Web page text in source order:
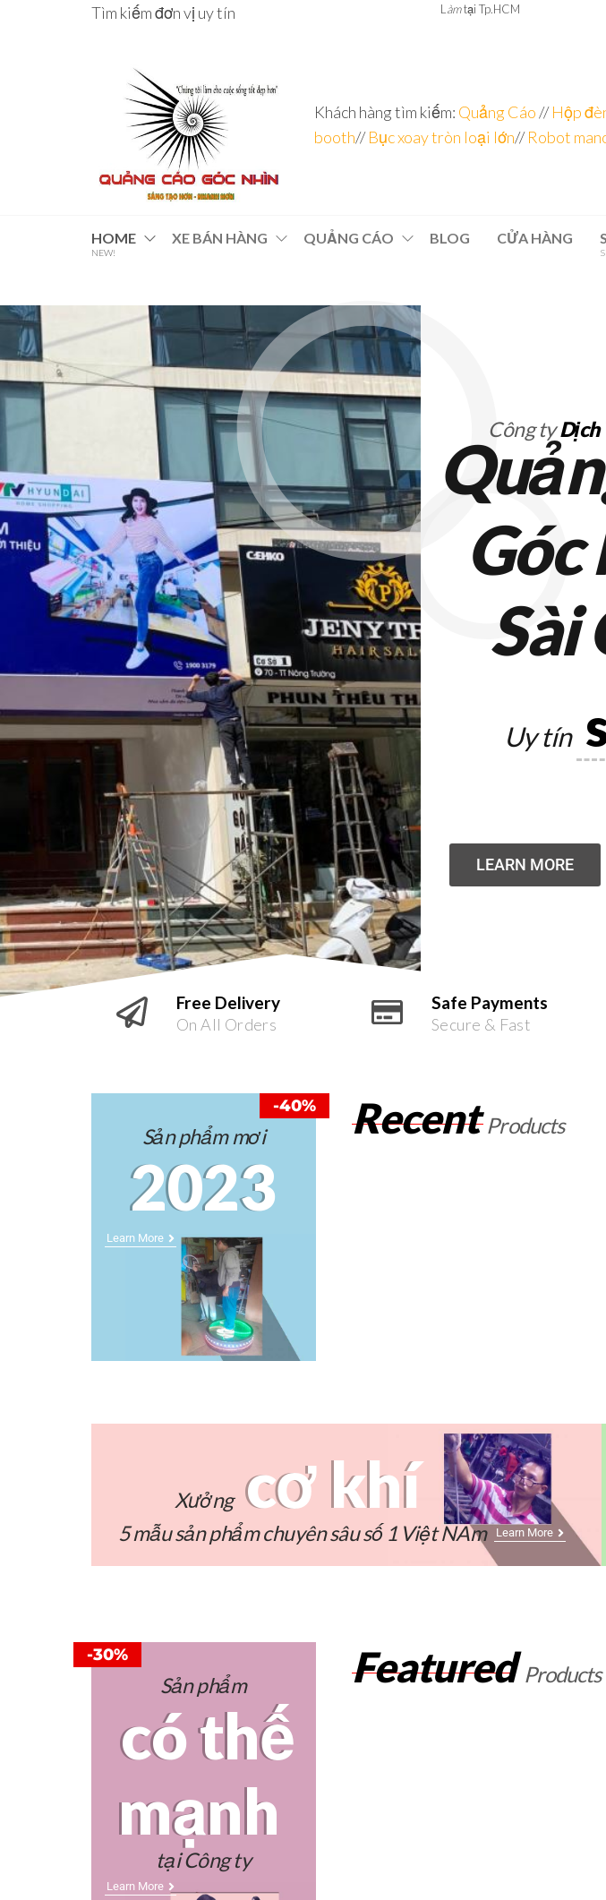
Tìm kiếm đơn vị uy tín L àmtại Tp.HCM
chuyên
sâu – 8
kinh
nghiệm
Agency –
nhà sản
Sampling,
bày, tủ
trưng
Khách hàng tìm kiếm: Quảng Cáo//Hộp
booth//Bục xoay tròn loại lớn//Robot
HOME
NEW!
XE BÁN HÀNG QUẢNG CÁO BLOG CỬA HÀNG
Công tyDịch
Góc
Sài
Uy tín
LEARN MORE
Free Delivery
On All Orders
Safe Payments
Secure & Fast
Sản phẩm mơi
2023
Learn More
-40% RecentProducts
Xưởng cơ khí
5 mẫu sản phẩm chuyên sâu số 1 Việt NAm Learn More
Sản phẩm
có thế
mạnh
tại Công ty
Learn More
-30% FeaturedProducts